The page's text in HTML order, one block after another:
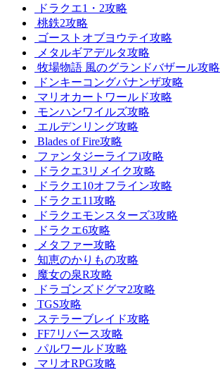
ドラクエ1・2攻略
桃鉄2攻略
ゴーストオブヨウテイ攻略
メタルギアデルタ攻略
牧場物語 風のグランドバザール攻略
ドンキーコングバナンザ攻略
マリオカートワールド攻略
モンハンワイルズ攻略
エルデンリング攻略
Blades of Fire攻略
ファンタジーライフi攻略
ドラクエ3リメイク攻略
ドラクエ10オフライン攻略
ドラクエ11攻略
ドラクエモンスターズ3攻略
ドラクエ6攻略
メタファー攻略
知恵のかりもの攻略
魔女の泉R攻略
ドラゴンズドグマ2攻略
TGS攻略
ステラーブレイド攻略
FF7リバース攻略
パルワールド攻略
マリオRPG攻略